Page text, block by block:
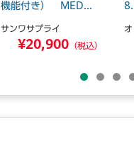
機能付き） MED...
サンワサプライ
¥20,900 （税込）